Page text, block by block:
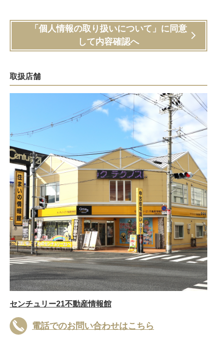
「個人情報の取り扱いについて」に同意
して内容確認へ
取扱店舗
センチュリー21不動産情報館
電話でのお問い合わせはこちら